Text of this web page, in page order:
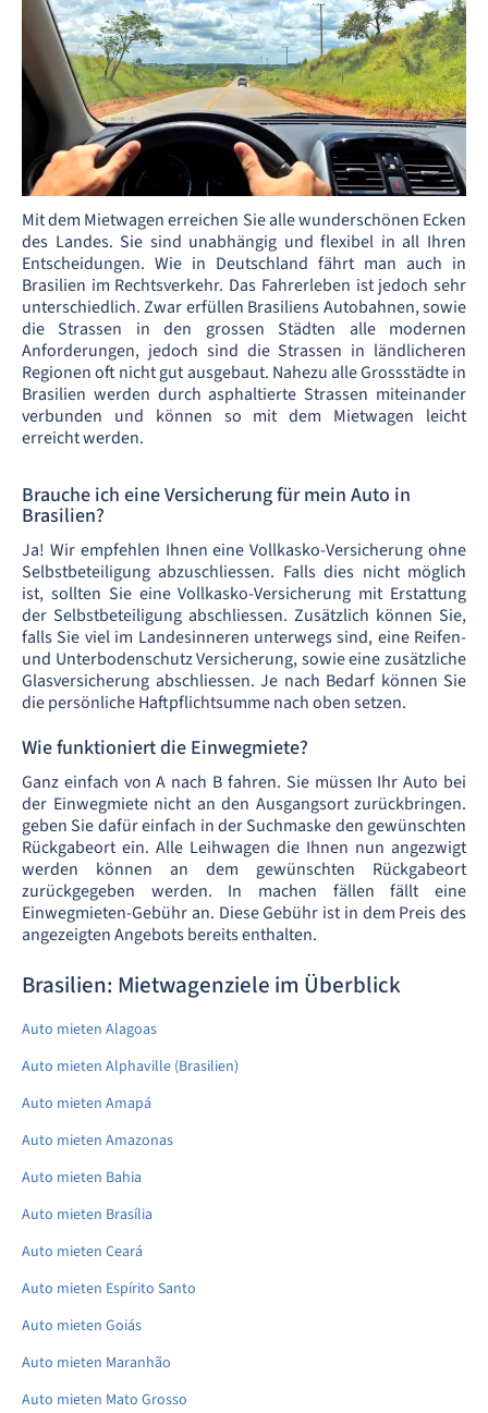
Mit dem Mietwagen erreichen Sie alle wunderschönen Ecken
des Landes. Sie sind unabhängig und flexibel in all Ihren
Entscheidungen. Wie in Deutschland fährt man auch in
Brasilien im Rechtsverkehr. Das Fahrerleben ist jedoch sehr
unterschiedlich. Zwar erfüllen Brasiliens Autobahnen, sowie
die Strassen in den grossen Städten alle modernen
Anforderungen, jedoch sind die Strassen in ländlicheren
Regionen oft nicht gut ausgebaut. Nahezu alle Grossstädte in
Brasilien werden durch asphaltierte Strassen miteinander
verbunden und können so mit dem Mietwagen leicht
erreicht werden.
Brauche ich eine Versicherung für mein Auto in
Brasilien?
Ja! Wir empfehlen Ihnen eine Vollkasko-Versicherung ohne
Selbstbeteiligung abzuschliessen. Falls dies nicht möglich
ist, sollten Sie eine Vollkasko-Versicherung mit Erstattung
der Selbstbeteiligung abschliessen. Zusätzlich können Sie,
falls Sie viel im Landesinneren unterwegs sind, eine Reifen-
und Unterbodenschutz Versicherung, sowie eine zusätzliche
Glasversicherung abschliessen. Je nach Bedarf können Sie
die persönliche Haftpflichtsumme nach oben setzen.
Wie funktioniert die Einwegmiete?
Ganz einfach von A nach B fahren. Sie müssen Ihr Auto bei
der Einwegmiete nicht an den Ausgangsort zurückbringen.
geben Sie dafür einfach in der Suchmaske den gewünschten
Rückgabeort ein. Alle Leihwagen die Ihnen nun angezwigt
werden können an dem gewünschten Rückgabeort
zurückgegeben werden. In machen fällen fällt eine
Einwegmieten-Gebühr an. Diese Gebühr ist in dem Preis des
angezeigten Angebots bereits enthalten.
Brasilien: Mietwagenziele im Überblick
Auto mieten Alagoas
Auto mieten Alphaville (Brasilien)
Auto mieten Amapá
Auto mieten Amazonas
Auto mieten Bahia
Auto mieten Brasília
Auto mieten Ceará
Auto mieten Espírito Santo
Auto mieten Goiás
Auto mieten Maranhão
Auto mieten Mato Grosso